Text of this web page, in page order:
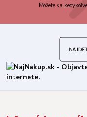
Môžete sa